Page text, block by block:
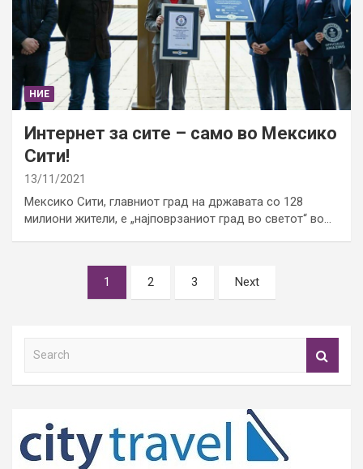
НИЕ
Интернет за сите – само во Мексико
Сити!
13/11/2021
Мексико Сити, главниот град на државата со 128
милиони жители, е „најповрзаниот град во светот“ во…
pagination
1 2 3 Next
h